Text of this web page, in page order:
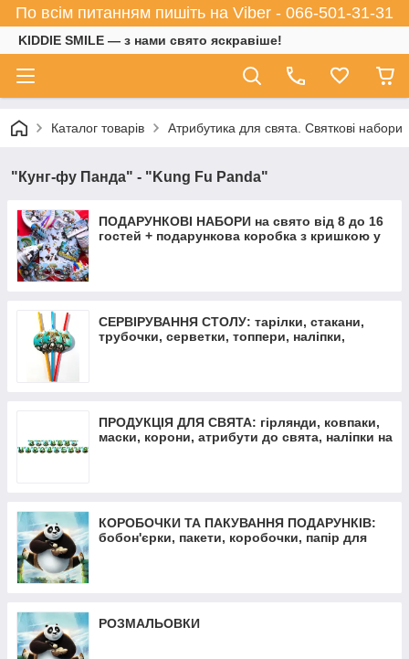
По всім питанням пишіть на Viber - 066-501-31-31
KIDDIE SMILE — з нами свято яскравіше!
Каталог товарів Атрибутика для свята. Святкові набори
"Кунг-фу Панда" - "Kung Fu Panda"
ПОДАРУНКОВІ НАБОРИ на свято від 8 до 16
гостей + подарункова коробка з кришкою у
СЕРВІРУВАННЯ СТОЛУ: тарілки, стакани,
трубочки, серветки, топпери, наліпки,
ПРОДУКЦІЯ ДЛЯ СВЯТА: гірлянди, ковпаки,
маски, корони, атрибути до свята, наліпки на
КОРОБОЧКИ ТА ПАКУВАННЯ ПОДАРУНКІВ:
бобон'єрки, пакети, коробочки, папір для
РОЗМАЛЬОВКИ